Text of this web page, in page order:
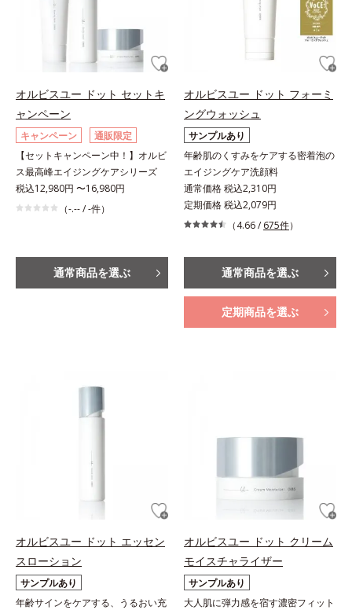
オルビスユー ドット セットキ
ャンペーン
キャンペーン
通販限定
【セットキャンペーン中！】オルビ
ス最高峰エイジングケアシリーズ
税込12,980円 〜16,980円
（-.-- / -件）
通常商品を選ぶ
オルビスユー ドット フォーミ
ングウォッシュ
サンプルあり
年齢肌のくすみをケアする密着泡の
エイジングケア洗顔料
通常価格 税込2,310円
定期価格 税込2,079円
（4.66 / 675件）
通常商品を選ぶ
定期商品を選ぶ
オルビスユー ドット エッセン
スローション
サンプルあり
年齢サインをケアする、うるおい充
オルビスユー ドット クリーム
モイスチャライザー
サンプルあり
大人肌に弾力感を宿す濃密フィット